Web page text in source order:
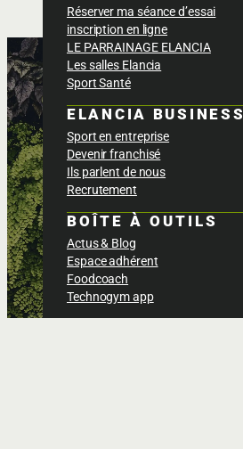
Réserver ma séance d’essai
inscription en ligne
LE PARRAINAGE ELANCIA
Les salles Elancia
Sport Santé
ELANCIA BUSINESS
Sport en entreprise
Devenir franchisé
Ils parlent de nous
Recrutement
BOÎTE À OUTILS
Actus & Blog
Espace adhérent
Foodcoach
Technogym app